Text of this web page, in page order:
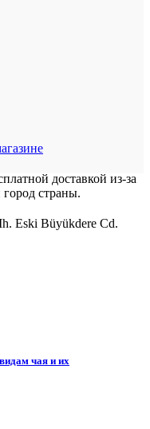
доставкой из-за
страны.
Eski Büyükdere Cd.
чая и их